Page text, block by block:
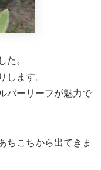
た。
します。
バーリーフが魅力で
ちこちから出てきま